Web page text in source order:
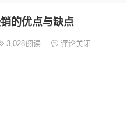
的优点与缺点
3,028阅读 评论关闭